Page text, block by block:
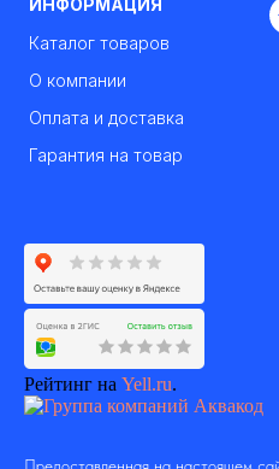
ИНФОРМАЦИЯ
Каталог товаров
О компании
Оплата и доставка
Гарантия на товар
Рейтинг на Yell.ru.